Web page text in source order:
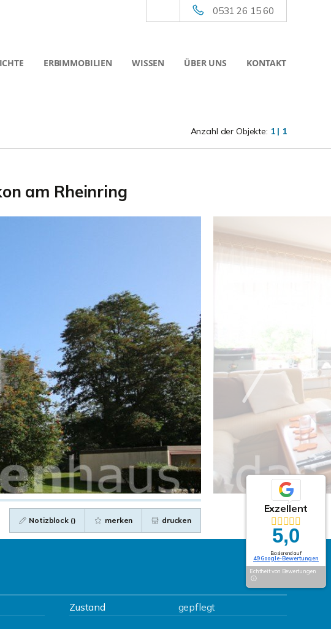
0531 26 15 60
ERBIMMOBILIEN WISSEN ÜBER UNS KONTAKT
Anzahl der Objekte: 1 | 1
am Rheinring
Notizblock () merken drucken
Zustand gepflegt
Exzellent
5,0
Basierend auf
49 Google-Bewertungen
Echtheit von Bewertungen